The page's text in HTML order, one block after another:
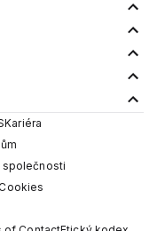
Kariéra
společnosti